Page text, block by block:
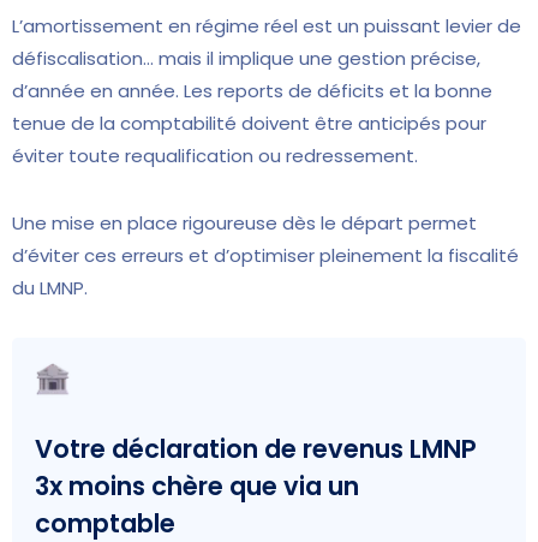
L’amortissement en régime réel est un puissant levier de
défiscalisation… mais il implique une gestion précise,
d’année en année. Les reports de déficits et la bonne
tenue de la comptabilité doivent être anticipés pour
éviter toute requalification ou redressement.
Une mise en place rigoureuse dès le départ permet
d’éviter ces erreurs et d’optimiser pleinement la fiscalité
du LMNP.
Votre déclaration de revenus LMNP
3x moins chère que via un
comptable